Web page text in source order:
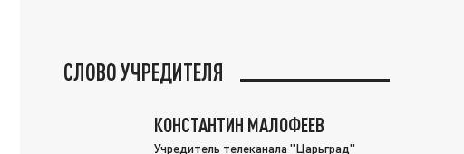
СЛОВО УЧРЕДИТЕЛЯ
КОНСТАНТИН МАЛОФЕЕВ
Учредитель телеканала "Царьград"